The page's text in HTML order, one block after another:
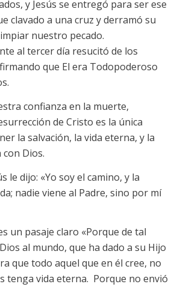
y Jesús se entregó para ser ese
clavado a una cruz y derramó su
nuestro pecado.
al tercer día resucitó de los
que El era Todopoderoso
confianza en la muerte,
de Cristo es la única
la salvación, la vida eterna, y la
Dios.
le dijo: «Yo soy el camino, y la
nadie viene al Padre, sino por mí
un pasaje claro «Porque de tal
al mundo, que ha dado a su Hijo
que todo aquel que en él cree, no
tenga vida eterna. Porque no envió